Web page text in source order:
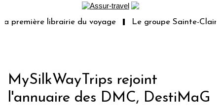
librairie du voyage Le groupe Sainte-Claire
MySilkWayTrips rejoint
l'annuaire des DMC, DestiMaG